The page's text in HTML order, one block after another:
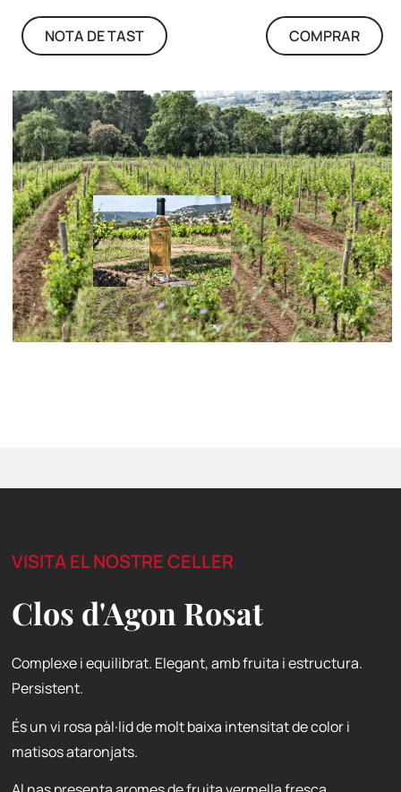
NOTA DE TAST COMPRAR
VISITA EL NOSTRE CELLER
Clos d'Agon Rosat
Complexe i equilibrat. Elegant, amb fruita i estructura.
Persistent.
És un vi rosa pàl·lid de molt baixa intensitat de color i
matisos ataronjats.